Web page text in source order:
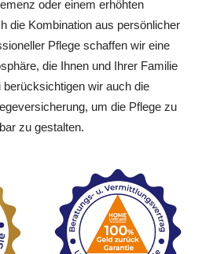
oder einem erhöhten
die Kombination aus persönlicher
Pflege schaffen wir eine
die Ihnen und Ihrer Familie
berücksichtigen wir auch die
um die Pflege zu
zu gestalten.